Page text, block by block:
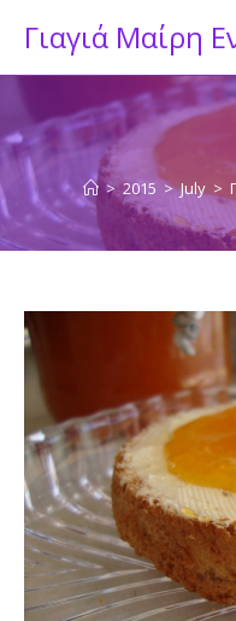
content
Γιαγιά Μαίρη
> 2015 > July >